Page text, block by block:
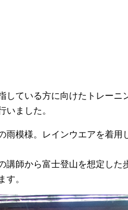
している方に向けたトレーニ
いました。
雨模様。レインウエアを着用
講師から富士登山を想定した
。